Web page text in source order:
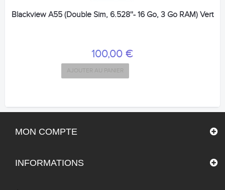
Blackview A55 (Double Sim, 6.528''- 16 Go, 3 Go RAM) Vert
100,00 €
AJOUTER AU PANIER
MON COMPTE
INFORMATIONS